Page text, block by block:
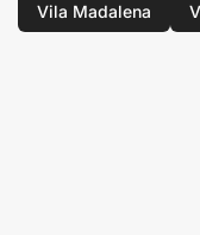
Vila Madalena